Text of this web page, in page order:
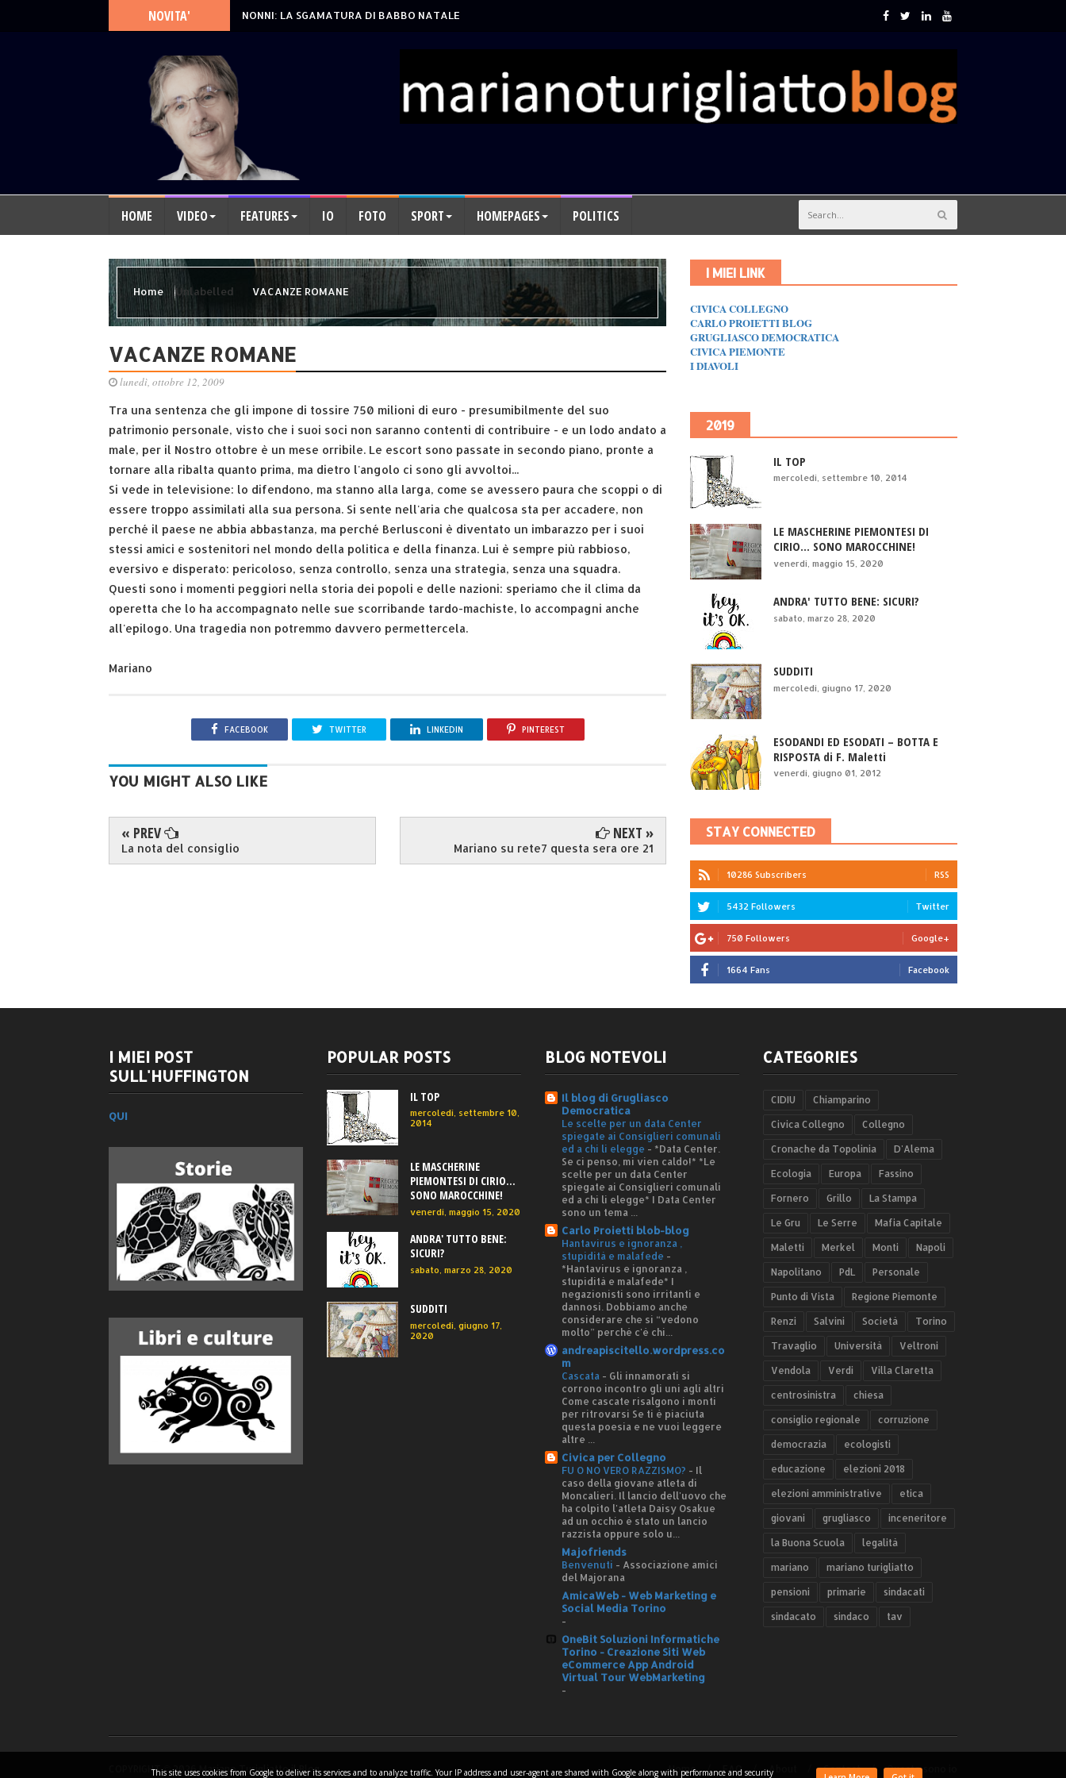
NOVITA' NONNI: LA SGAMATURA DI BABBO NATALE
HOME VIDEO FEATURES IO FOTO SPORT HOMEPAGES POLITICS
Home Unlabelled VACANZE ROMANE
VACANZE ROMANE
lunedì, ottobre 12, 2009
Tra una sentenza che gli impone di tossire 750 milioni di euro - presumibilmente del suo
patrimonio personale, visto che i suoi soci non saranno contenti di contribuire - e un lodo andato a
male, per il Nostro ottobre è un mese orribile. Le escort sono passate in secondo piano, pronte a
tornare alla ribalta quanto prima, ma dietro l'angolo ci sono gli avvoltoi...
Si vede in televisione: lo difendono, ma stanno alla larga, come se avessero paura che scoppi o di
essere troppo assimilati alla sua persona. Si sente nell'aria che qualcosa sta per accadere, non
perché il paese ne abbia abbastanza, ma perché Berlusconi è diventato un imbarazzo per i suoi
stessi amici e sostenitori nel mondo della politica e della finanza. Lui è sempre più rabbioso,
eversivo e disperato: pericoloso, senza controllo, senza una strategia, senza una squadra.
Questi sono i momenti peggiori nella storia dei popoli e delle nazioni: speriamo che il clima da
operetta che lo ha accompagnato nelle sue scorribande tardo-machiste, lo accompagni anche
all'epilogo. Una tragedia non potremmo davvero permettercela.
Mariano
FACEBOOK TWITTER LINKEDIN PINTEREST
YOU MIGHT ALSO LIKE
« PREV
La nota del consiglio
NEXT »
Mariano su rete7 questa sera ore 21
I MIEI LINK
CIVICA COLLEGNO
CARLO PROIETTI BLOG
GRUGLIASCO DEMOCRATICA
CIVICA PIEMONTE
I DIAVOLI
2019
IL TOP
mercoledì, settembre 10, 2014
LE MASCHERINE PIEMONTESI DI
CIRIO... SONO MAROCCHINE!
venerdì, maggio 15, 2020
ANDRA' TUTTO BENE: SICURI?
sabato, marzo 28, 2020
SUDDITI
mercoledì, giugno 17, 2020
ESODANDI ED ESODATI – BOTTA E
RISPOSTA di F. Maletti
venerdì, giugno 01, 2012
STAY CONNECTED
10286 Subscribers RSS
5432 Followers Twitter
750 Followers Google+
1664 Fans Facebook
I MIEI POST
SULL'HUFFINGTON
QUI
POPULAR POSTS
IL TOP
mercoledì, settembre 10,
2014
LE MASCHERINE
PIEMONTESI DI CIRIO...
SONO MAROCCHINE!
venerdì, maggio 15, 2020
ANDRA' TUTTO BENE:
SICURI?
sabato, marzo 28, 2020
SUDDITI
mercoledì, giugno 17,
2020
BLOG NOTEVOLI
Il blog di Grugliasco
Democratica
Le scelte per un data Center
spiegate ai Consiglieri comunali
ed a chi li elegge - *Data Center.
Se ci penso, mi vien caldo!* *Le
scelte per un data Center
spiegate ai Consiglieri comunali
ed a chi li elegge* I Data Center
sono un tema ...
Carlo Proietti blob-blog
Hantavirus e ignoranza ,
stupidità e malafede -
*Hantavirus e ignoranza ,
stupidità e malafede* I
negazionisti sono irritanti e
dannosi. Dobbiamo anche
considerare che si “vedono
molto” perché c'è chi...
andreapiscitello.wordpress.co
m
Cascata - Gli innamorati si
corrono incontro gli uni agli altri
Come cascate risalgono i monti
per ritrovarsi Se ti è piaciuta
questa poesia e ne vuoi leggere
altre ...
Civica per Collegno
FU O NO VERO RAZZISMO? - Il
caso della giovane atleta di
Moncalieri. Il lancio dell'uovo che
ha colpito l'atleta Daisy Osakue
ad un occhio è stato un lancio
razzista oppure solo u...
Majofriends
Benvenuti - Associazione amici
del Majorana
AmicaWeb - Web Marketing e
Social Media Torino
-
OneBit Soluzioni Informatiche
Torino - Creazione Siti Web
eCommerce App Android
Virtual Tour WebMarketing
-
CATEGORIES
CIDIU Chiamparino
Civica Collegno Collegno
Cronache da Topolinia D'Alema
Ecologia Europa Fassino
Fornero Grillo La Stampa
Le Gru Le Serre Mafia Capitale
Maletti Merkel Monti Napoli
Napolitano PdL Personale
Punto di Vista Regione Piemonte
Renzi Salvini Società Torino
Travaglio Università Veltroni
Vendola Verdi Villa Claretta
centrosinistra chiesa
consiglio regionale corruzione
democrazia ecologisti
educazione elezioni 2018
elezioni amministrative etica
giovani grugliasco inceneritore
la Buona Scuola legalità
mariano mariano turigliatto
pensioni primarie sindacati
sindacato sindaco tav
COPYRIGHT ©2026 Mariano Turigliatto il Blog Home FAQ About Contact Questo sono io
This site uses cookies from Google to deliver its services and to analyze traffic. Your IP address and user-agent are shared with Google along with performance and security